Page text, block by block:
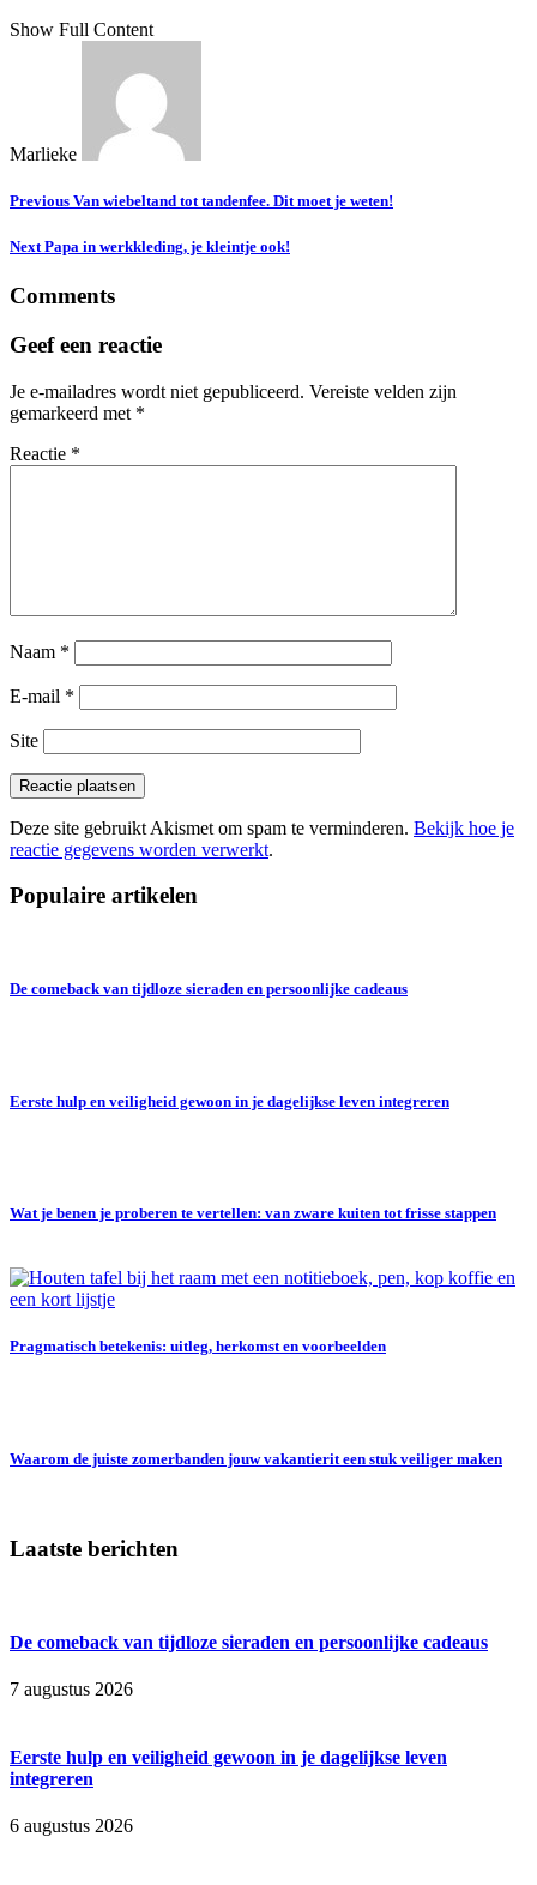
Show Full Content
Marlieke
Previous Van wiebeltand tot tandenfee. Dit moet je weten!
NextPapa in werkkleding, je kleintje ook!
Comments
Geef een reactie
Je e-mailadres wordt niet gepubliceerd. Vereiste velden zijn
gemarkeerd met *
Reactie *
Naam *
E-mail *
Site
Deze site gebruikt Akismet om spam te verminderen. Bekijk hoe je
reactie gegevens worden verwerkt.
Populaire artikelen
De comeback van tijdloze sieraden en persoonlijke cadeaus
Eerste hulp en veiligheid gewoon in je dagelijkse leven integreren
Wat je benen je proberen te vertellen: van zware kuiten tot frisse stappen
Pragmatisch betekenis: uitleg, herkomst en voorbeelden
Waarom de juiste zomerbanden jouw vakantierit een stuk veiliger maken
Laatste berichten
De comeback van tijdloze sieraden en persoonlijke cadeaus
7 augustus 2026
Eerste hulp en veiligheid gewoon in je dagelijkse leven
integreren
6 augustus 2026